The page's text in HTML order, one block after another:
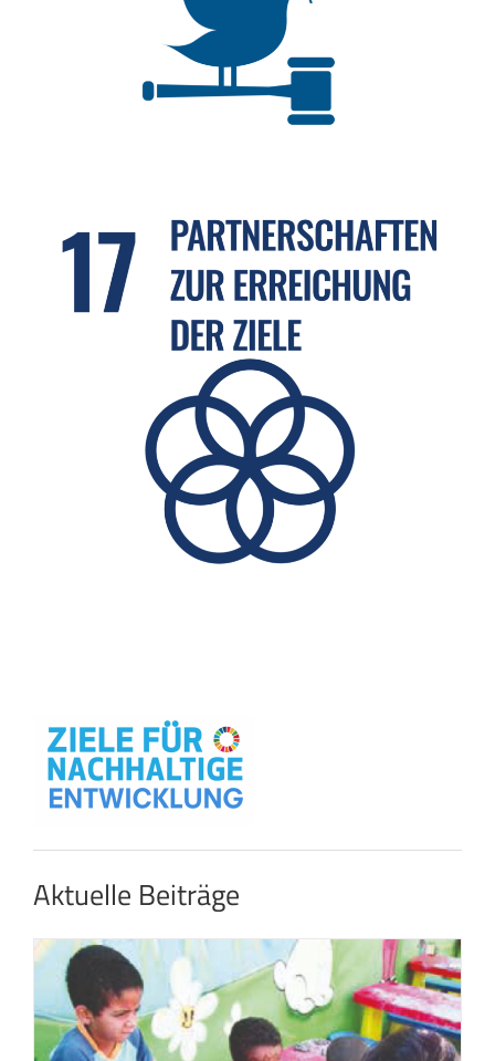
Aktuelle Beiträge